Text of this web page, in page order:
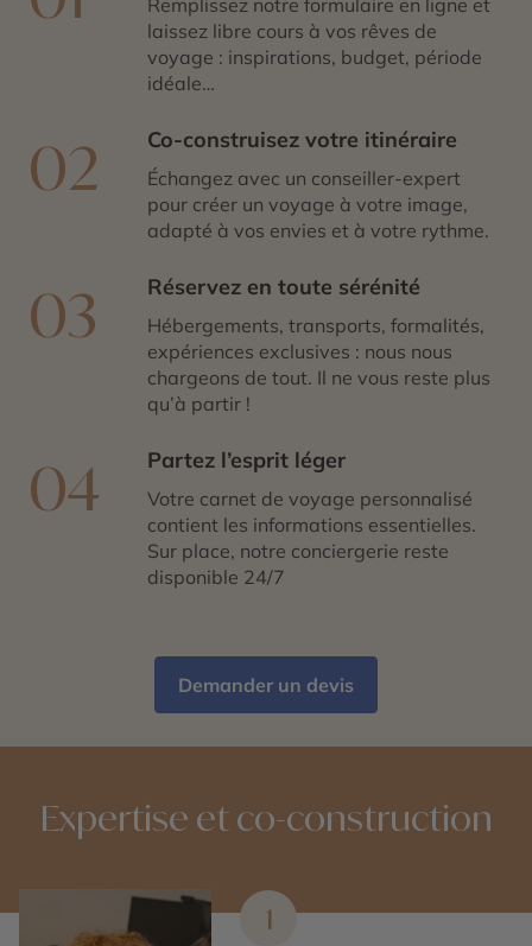
Lors de votre voyage à Cayenne, partez à la
découverte de laPlace des Palmistes , avec ses
palmiers royaux et ses cafés. Pour les amateurs
sur la ville et raconte les récits de son passé colonial. Le
Musée Départemental, quant à lui, est un trésor de
connaissances sur la culture et l’histoire de la Guyane.
Remplissez notre formulaire en ligne et
laissez libre cours à vos rêves de
voyage : inspirations, budget, période
idéale…
02 Co-construisez votre itinéraire
Échangez avec un conseiller-expert
pour créer un voyage à votre image,
adapté à vos envies et à votre rythme.
03 Réservez en toute sérénité
Hébergements, transports, formalités,
expériences exclusives : nous nous
chargeons de tout. Il ne vous reste plus
qu’à partir !
04 Partez l’esprit léger
Votre carnet de voyage personnalisé
contient les informations essentielles.
Sur place, notre conciergerie reste
disponible 24/7
Demander un devis
Expertise et co-construction
1